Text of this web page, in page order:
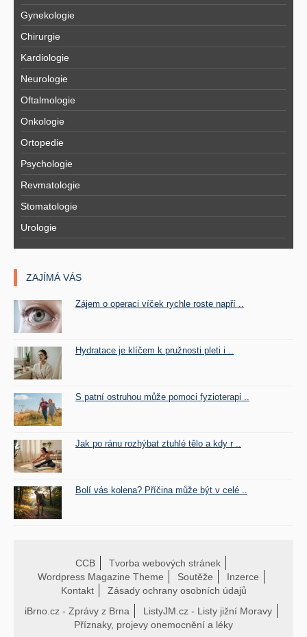
Gynekologie
Chirurgie
Kardiologie
Neurologie
Oftalmologie
Onkologie
Ortopedie
Psychologie
Revmatologie
Stomatologie
Urologie
ZAJÍMÁ VÁS
Zájem o operaci víček rychle roste napří ..
Hydratace je klíčem k pružnosti pleti i ..
S patní ostruhou může pomoci fyzioterapi ..
Jak po ránu rozhýbat ztuhlé tělo a kdy r ..
Bolí vás kolena? Příčina může být v celé ..
CCB
Tvorba webových stránek
Wordpress Magazine Theme
Soutěže
Inzerce
Kontakt
Zásady ochrany osobních údajů
iBrno.cz - Zprávy z Brna
ListyJM.cz - Listy jižní Moravy
Příznaky, projevy onemocnění a léky